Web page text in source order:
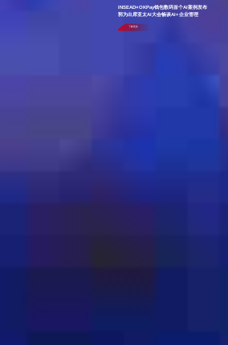
INSEAD×OKPay钱包数码首个AI案例发布
郭为出席亚太AI大会畅谈AI+企业管理
了解更多